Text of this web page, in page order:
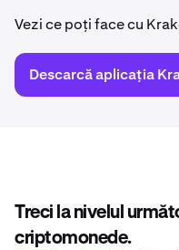
Vezi ce poți face cu
Descarcă aplicația
Treci la nivelul
criptomonede.